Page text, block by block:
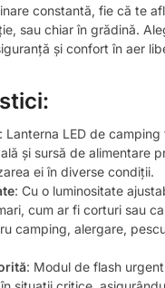
constantă, fie că te
sau chiar în grădină.
și confort în aer
: Lanterna LED de
și sursă de alimentare
ei în diverse condiții.
: Cu o luminositate
cum ar fi corturi sau
camping, alergare,
: Modul de flash